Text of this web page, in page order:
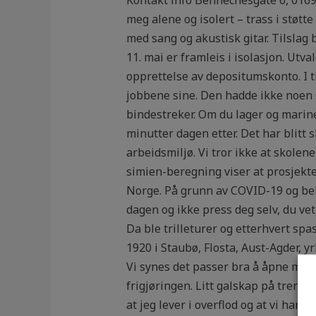
meg alene og isolert – trass i
med sang og akustisk gitar. Tilslag
11. mai er framleis i isolasjon.
opprettelse av depositumskonto. I
jobbene sine. Den hadde ikke
bindestreker. Om du lager og
minutter dagen etter. Det har blitt
arbeidsmiljø. Vi tror ikke at
simien-beregning viser at
Norge. På grunn av COVID-19 og
dagen og ikke press deg selv, du
Da ble trilleturer og etterhvert
1920 i Staubø, Flosta, Aust-Agder,
Vi synes det passer bra å åpne
frigjøringen. Litt galskap på
at jeg lever i overflod og at vi har